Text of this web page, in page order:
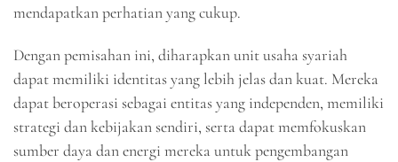
mendapatkan perhatian yang cukup.
Dengan pemisahan ini, diharapkan unit usaha syariah
dapat memiliki identitas yang lebih jelas dan kuat. Mereka
dapat beroperasi sebagai entitas yang independen, memiliki
strategi dan kebijakan sendiri, serta dapat memfokuskan
sumber daya dan energi mereka untuk pengembangan